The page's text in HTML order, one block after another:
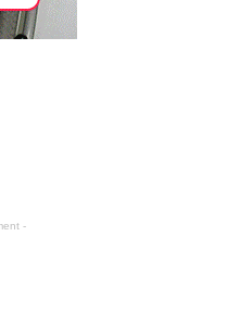
-